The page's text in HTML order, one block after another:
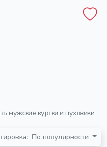
мужские куртки и пуховики
По популярности